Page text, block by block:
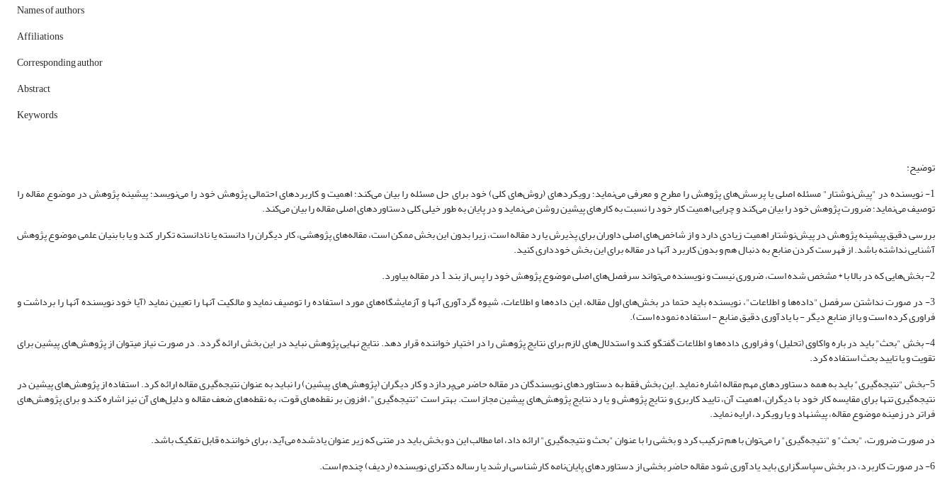
Names of authors
Affiliations
Corresponding author
Abstract
Keywords
توضیح:
1- نویسنده در "پیش‏‌نوشتار" مسئله اصلی یا پرسش‌‏های پژوهش را مطرح و معرفی می‏‌نماید؛ رویکردهای (روش‏‌های کلی) خود برای حل مسئله را بیان می‏‌کند؛ اهمیت و کاربردهای احتمالی پژوهش خود را می‏‌نویسد؛ پیشینه پژوهش در موضوع مقاله را
توصیف می‏‌نماید؛ ضرورت پژوهش خود را بیان می‏‌کند و چرایی اهمیت کار خود را نسبت به کارهای پیشین روشن می‏‌نماید و در پایان به طور خیلی کلی دستاوردهای اصلی مقاله را بیان می‏‌کند.
بررسی دقیق پیشینه پژوهش در پیش‌‏نوشتار اهمیت زیادی دارد و از شاخص‌‏های اصلی داوران برای پذیرش یا رد مقاله است، زیرا بدون این بخش ممکن است، مقاله‏‌های پژوهشی، کار دیگران را دانسته یا نادانسته تکرار کند و یا با بنیان علمی موضوع پژوهش
آشنایی نداشته باشد. از فهرست کردن منابع به دنبال هم و بدون کاربرد آن‏ها در مقاله برای این بخش خودداری کنید.
2- بخش‏‌هایی که در بالا با * مشخص شده است، ضروری نیست و نویسنده می‏‌تواند سرفصل‌‏های اصلی موضوع پژوهش خود را پس از بند 1 در مقاله بیاورد.
3- در صورت نداشتن سرفصل "داده‌‏ها و اطلاعات"، نویسنده باید حتما در بخش‏‌های اول مقاله، این داده‏‌ها و اطلاعات، شیوه گردآوری آن‏ها و آزمایشگاه‏‌های مورد استفاده را توصیف نماید و مالکیت آن‏ها را تعیین نماید (آیا خود نویسنده آن‏ها را برداشت و
فراوری کرده است و یا از منابع دیگر - با یادآوری دقیق منابع - استفاده نموده است).
4- بخش "بحث" باید در باره واکاوی (تحلیل) و فراوری داده‏‌ها و اطلاعات گفتگو کند و استدلال‏‌های لازم برای نتایج پژوهش را در اختیار خواننده قرار دهد. نتایج نهایی پژوهش نباید در این بخش ارائه گردد. در صورت نیاز می‏توان از پژوهش‏‌های پیشین برای
تقویت و یا تایید بحث استفاده کرد.
5-بخش "نتیجه‏‌گیری" باید به همه دستاوردهای مهم مقاله اشاره نماید. این بخش فقط به دستاوردهای نویسندگان در مقاله حاضر می‏‌پردازد و کار دیگران (پژوهش‏‌های پیشین) را نباید به عنوان نتیجه‌‏گیری مقاله ارائه کرد. استفاده از پژوهش‏‌های پیشین در
نتیجه‏‌گیری تنها برای مقایسه کار خود با دیگران، اهمیت آن، تایید کاربری و نتایج پژوهش و یا رد نتایج پژوهش‏‌های پیشین مجاز است. بهتر است "نتیجه‏‌گیری"، افزون بر نقطه‏‌های قوت، به نقطه‏‌های ضعف مقاله و دلیل‏‌های آن نیز اشاره کند و برای پژوهش‌‏های
فراتر در زمینه موضوع مقاله، پیشنهاد و یا رویکرد، ارایه نماید.
در صورت ضرورت، "بحث" و "نتیجه‏‌گیری" را می‌‏توان با هم ترکیب کرد و بخشی را با عنوان "بحث و نتیجه‏‌گیری" ارائه داد، اما مطالب این دو بخش باید در متنی که زیر عنوان یادشده می‏‌آید، برای خواننده قابل تفکیک باشد.
6- در صورت کاربرد، در بخش سپاسگزاری باید یادآوری شود مقاله حاضر بخشی از دستاوردهای پایان‏‌نامه کارشناسی ارشد یا رساله دکترای نویسنده (ردیف) چندم است.